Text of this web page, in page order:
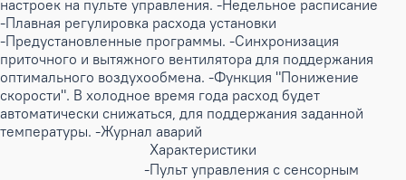
настроек на пульте управления. -Недельное расписание
-Плавная регулировка расхода установки
-Предустановленные программы. -Синхронизация
приточного и вытяжного вентилятора для поддержания
оптимального воздухообмена. -Функция "Понижение
скорости". В холодное время года расход будет
автоматически снижаться, для поддержания заданной
температуры. -Журнал аварий
Характеристики
-Пульт управления с сенсорным